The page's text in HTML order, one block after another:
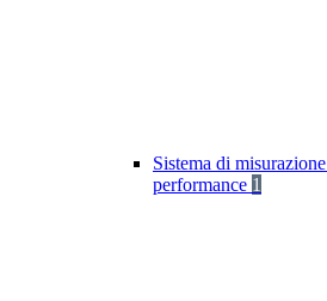
Sistema di
performance 1